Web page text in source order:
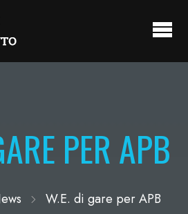
PER APB
W.E. di gare per APB